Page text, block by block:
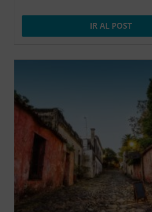
IR AL POST